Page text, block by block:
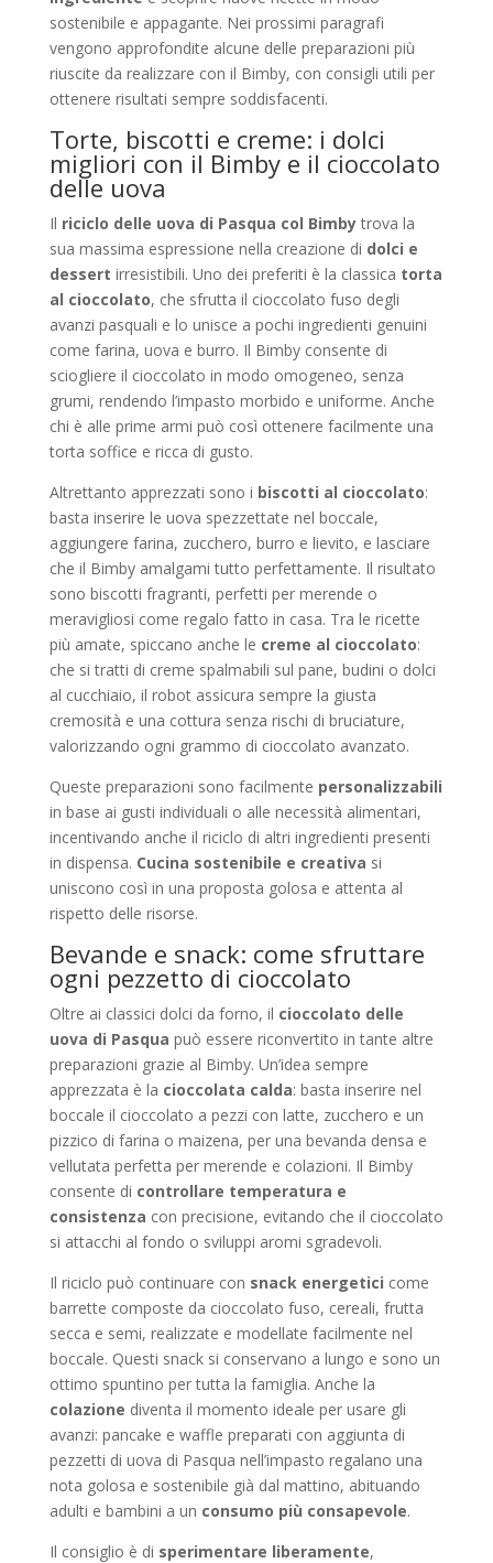
sostenibile e appagante. Nei prossimi paragrafi
vengono approfondite alcune delle preparazioni più
riuscite da realizzare con il Bimby, con consigli utili per
ottenere risultati sempre soddisfacenti.
Torte, biscotti e creme: i dolci
migliori con il Bimby e il cioccolato
delle uova
Il riciclo delle uova di Pasqua col Bimbytrova la
sua massima espressione nella creazione di dolci e
dessert irresistibili. Uno dei preferiti è la classica torta
al cioccolato, che sfrutta il cioccolato fuso degli
avanzi pasquali e lo unisce a pochi ingredienti genuini
come farina, uova e burro. Il Bimby consente di
sciogliere il cioccolato in modo omogeneo, senza
grumi, rendendo l’impasto morbido e uniforme. Anche
chi è alle prime armi può così ottenere facilmente una
torta soffice e ricca di gusto.
Altrettanto apprezzati sono i biscotti al cioccolato:
basta inserire le uova spezzettate nel boccale,
aggiungere farina, zucchero, burro e lievito, e lasciare
che il Bimby amalgami tutto perfettamente. Il risultato
sono biscotti fragranti, perfetti per merende o
meravigliosi come regalo fatto in casa. Tra le ricette
più amate, spiccano anche le creme al cioccolato:
che si tratti di creme spalmabili sul pane, budini o dolci
al cucchiaio, il robot assicura sempre la giusta
cremosità e una cottura senza rischi di bruciature,
valorizzando ogni grammo di cioccolato avanzato.
Queste preparazioni sono facilmente personalizzabili
in base ai gusti individuali o alle necessità alimentari,
incentivando anche il riciclo di altri ingredienti presenti
in dispensa. Cucina sostenibile e creativa si
uniscono così in una proposta golosa e attenta al
rispetto delle risorse.
Bevande e snack: come sfruttare
ogni pezzetto di cioccolato
Oltre ai classici dolci da forno, il cioccolato delle
uova di Pasqua può essere riconvertito in tante altre
preparazioni grazie al Bimby. Un’idea sempre
apprezzata è la cioccolata calda: basta inserire nel
boccale il cioccolato a pezzi con latte, zucchero e un
pizzico di farina o maizena, per una bevanda densa e
vellutata perfetta per merende e colazioni. Il Bimby
consente di controllare temperatura e
consistenza con precisione, evitando che il cioccolato
si attacchi al fondo o sviluppi aromi sgradevoli.
Il riciclo può continuare con snack energetici come
barrette composte da cioccolato fuso, cereali, frutta
secca e semi, realizzate e modellate facilmente nel
boccale. Questi snack si conservano a lungo e sono un
ottimo spuntino per tutta la famiglia. Anche la
colazione diventa il momento ideale per usare gli
avanzi: pancake e waffle preparati con aggiunta di
pezzetti di uova di Pasqua nell’impasto regalano una
nota golosa e sostenibile già dal mattino, abituando
adulti e bambini a un consumo più consapevole.
Il consiglio è di sperimentare liberamente,